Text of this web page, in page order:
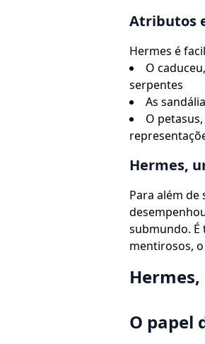
Atributos
Hermes é
O
serpentes
As
O
Hermes,
Para além
submundo.
mentirosos,
O papel